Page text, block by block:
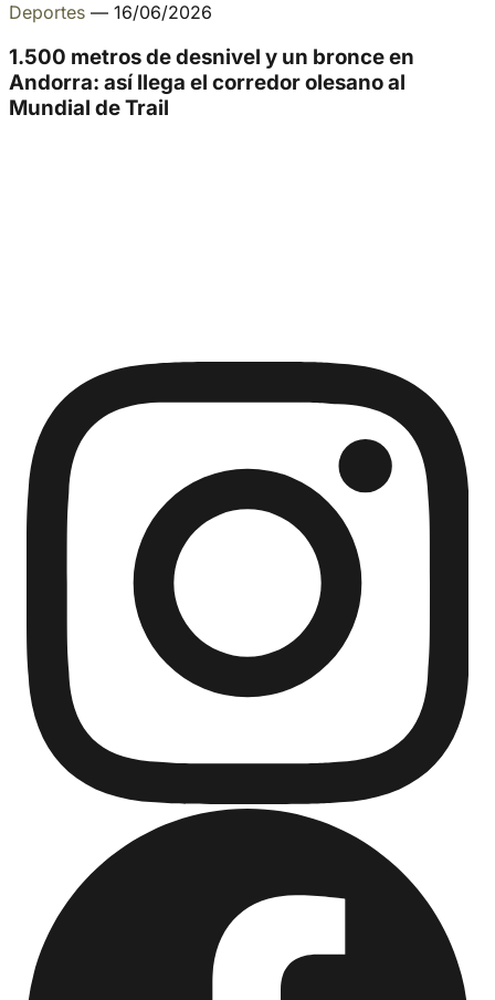
Deportes — 16/06/2026
1.500 metros de desnivel y un bronce en
Andorra: así llega el corredor olesano al
Mundial de Trail